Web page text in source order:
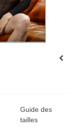
Guide des
tailles